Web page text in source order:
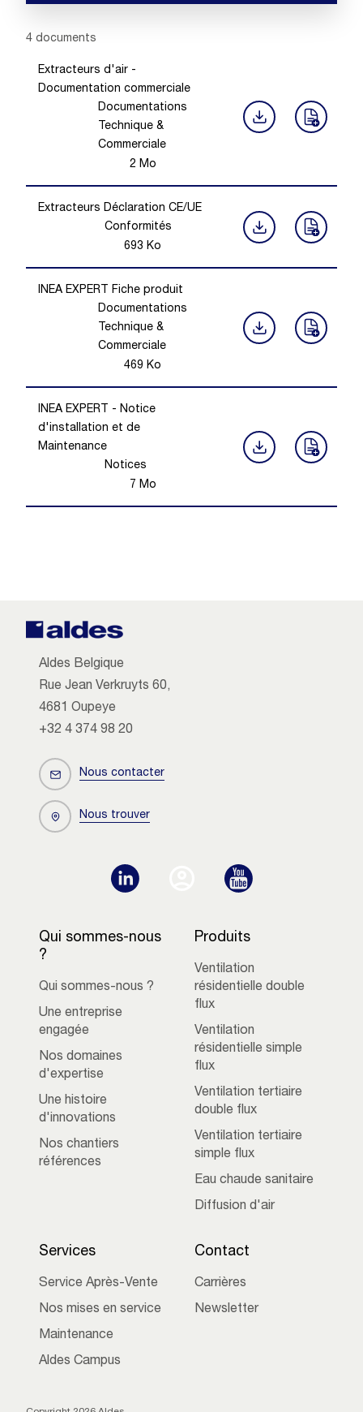
Showing 1 -4
4 documents
Extracteurs d'air -
Documentation commerciale
Documentations
Technique &
Commerciale
2 Mo
Extracteurs Déclaration CE/UE
Conformités
693 Ko
INEA EXPERT Fiche produit
Documentations
Technique &
Commerciale
469 Ko
INEA EXPERT - Notice
d'installation et de
Maintenance
Notices
7 Mo
Aldes Belgique
Rue Jean Verkruyts 60,
4681 Oupeye
+32 4 374 98 20
Nous contacter
Nous trouver
Qui sommes-nous
?
Qui sommes-nous ?
Une entreprise
engagée
Nos domaines
d'expertise
Une histoire
d'innovations
Nos chantiers
références
Produits
Ventilation
résidentielle double
flux
Ventilation
résidentielle simple
flux
Ventilation tertiaire
double flux
Ventilation tertiaire
simple flux
Eau chaude sanitaire
Diffusion d'air
Services
Service Après-Vente
Nos mises en service
Maintenance
Aldes Campus
Contact
Carrières
Newsletter